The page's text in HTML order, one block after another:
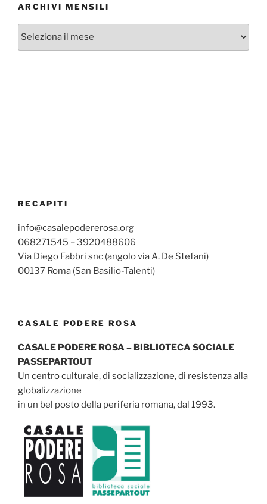
ARCHIVI MENSILI
Archivi
RECAPITI
info@casalepodererosa.org
068271545 – 3920488606
Via Diego Fabbri snc (angolo via A. De Stefani)
00137 Roma (San Basilio-Talenti)
CASALE PODERE ROSA
CASALE PODERE ROSA – BIBLIOTECA SOCIALE
PASSEPARTOUT
Un centro culturale, di socializzazione, di resistenza alla
globalizzazione
in un bel posto della periferia romana, dal 1993.